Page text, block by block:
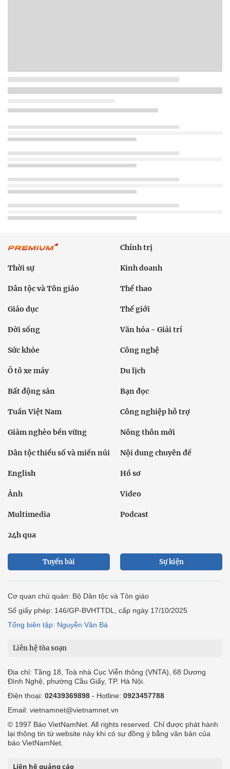
Chính trị
Thời sự Kinh doanh
Dân tộc và Tôn giáo Thể thao
Giáo dục Thế giới
Đời sống Văn hóa - Giải trí
Sức khỏe Công nghệ
Ô tô xe máy Du lịch
Bất động sản Bạn đọc
Tuần Việt Nam Công nghiệp hỗ trợ
Giảm nghèo bền vững Nông thôn mới
Dân tộc thiểu số và miền núi Nội dung chuyên đề
English Hồ sơ
Ảnh Video
Multimedia Podcast
24h qua
Tuyến bài Sự kiện
Cơ quan chủ quản: Bộ Dân tộc và Tôn giáo
Số giấy phép: 146/GP-BVHTTDL, cấp ngày 17/10/2025
Tổng biên tập: Nguyễn Văn Bá
Liên hệ tòa soạn
Địa chỉ: Tầng 18, Toà nhà Cục Viễn thông (VNTA), 68 Dương
Đình Nghệ, phường Cầu Giấy, TP. Hà Nội.
Điện thoại: 02439369898 - Hotline: 0923457788
Email: vietnamnet@vietnamnet.vn
© 1997 Báo VietNamNet. All rights reserved. Chỉ được phát hành
lại thông tin từ website này khi có sự đồng ý bằng văn bản của
báo VietNamNet.
Liên hệ quảng cáo